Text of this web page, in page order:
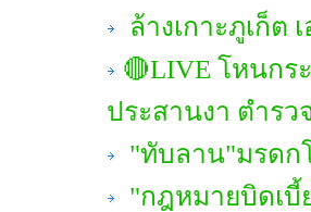
ล้างเกาะภูเก็ต
🔴LIVE โหนกร
ประสานงา ตำร
"ทับลาน"มรดก
"กฎหมายบิดเบี้